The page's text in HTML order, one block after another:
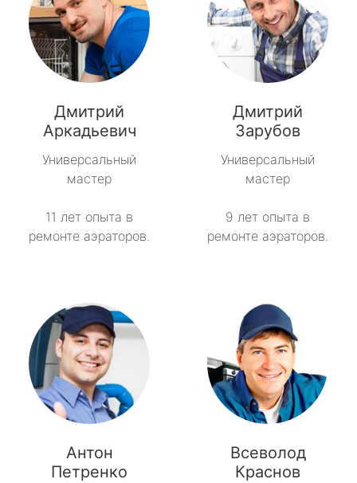
Дмитрий
Аркадьевич
Универсальный
мастер
11 лет опыта в
ремонте аэраторов.
Дмитрий
Зарубов
Универсальный
мастер
9 лет опыта в
ремонте аэраторов.
Антон
Петренко
Всеволод
Краснов